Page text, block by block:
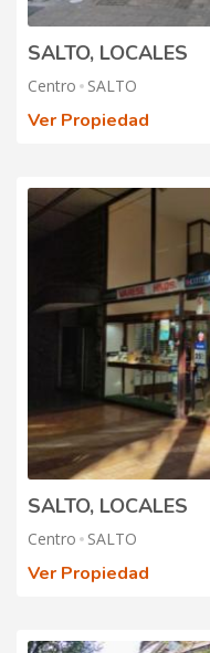
SALTO, LOCALES
Centro SALTO
Ver Propiedad
SALTO, LOCALES
Centro SALTO
Ver Propiedad